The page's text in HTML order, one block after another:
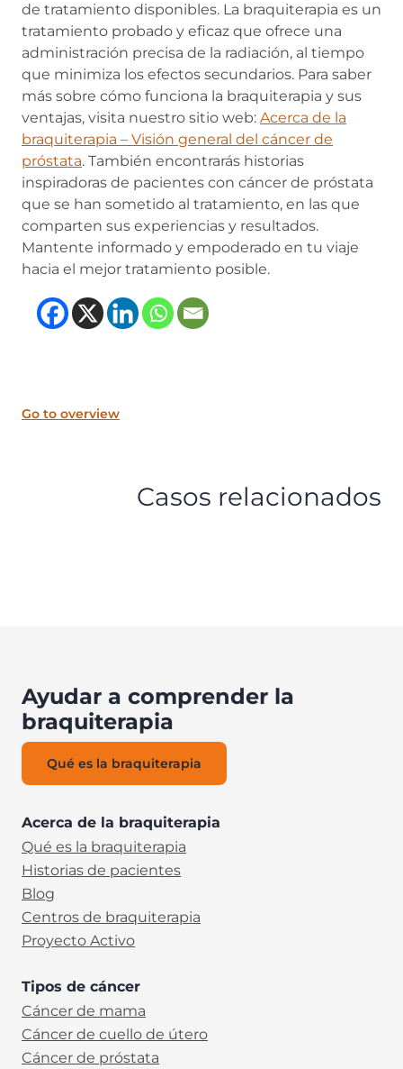
de tratamiento disponibles. La braquiterapia es un
tratamiento probado y eficaz que ofrece una
administración precisa de la radiación, al tiempo
que minimiza los efectos secundarios. Para saber
más sobre cómo funciona la braquiterapia y sus
ventajas, visita nuestro sitio web: Acerca de la
braquiterapia – Visión general del cáncer de
próstata. También encontrarás historias
inspiradoras de pacientes con cáncer de próstata
que se han sometido al tratamiento, en las que
comparten sus experiencias y resultados.
Mantente informado y empoderado en tu viaje
hacia el mejor tratamiento posible.
(opens in new tab)
(opens in new tab)
(opens in new
(opens in new
Go to overview
Casos relacionados
Ayudar a comprender la
braquiterapia
Qué es la braquiterapia
Acerca de la braquiterapia
Qué es la braquiterapia
Historias de pacientes
Blog
Centros de braquiterapia
Proyecto Activo
Tipos de cáncer
Cáncer de mama
Cáncer de cuello de útero
Cáncer de próstata